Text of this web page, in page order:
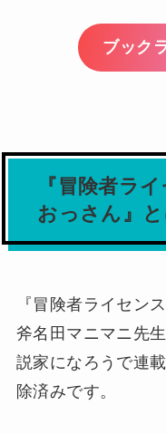
ブック
『冒険者ラ
おっさん』
『冒険者ライセン
斧名田マニマニ先
説家になろうで連
除済みです。